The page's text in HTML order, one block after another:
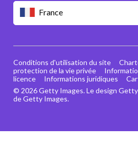
France
© 2026 Getty Images. Le design
de Getty Images.
Conditions d'utilisation du site
protection de la vie privée
licence
Informations juridiques